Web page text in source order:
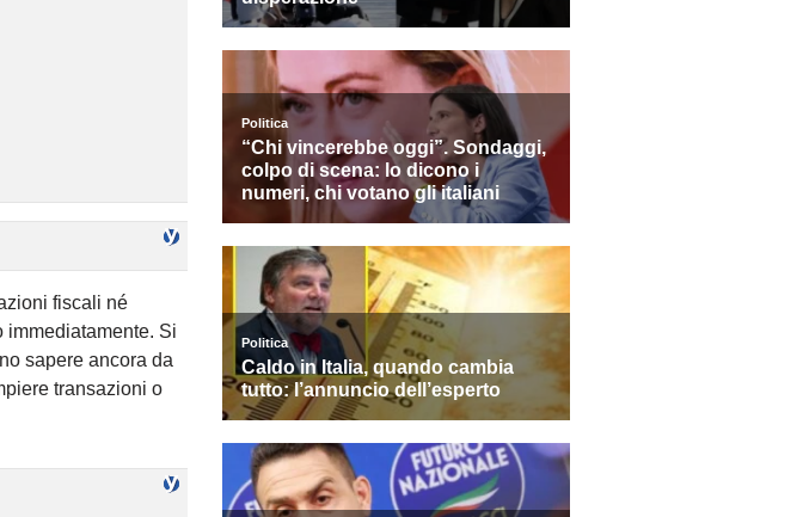
fiscali né
immediatamente. Si
sapere ancora da
transazioni o